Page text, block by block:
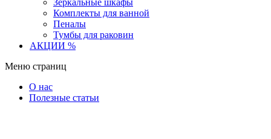
Зеркальные шкафы
Комплекты для ванной
Пеналы
Тумбы для раковин
АКЦИИ %
Меню страниц
О нас
Полезные статьи